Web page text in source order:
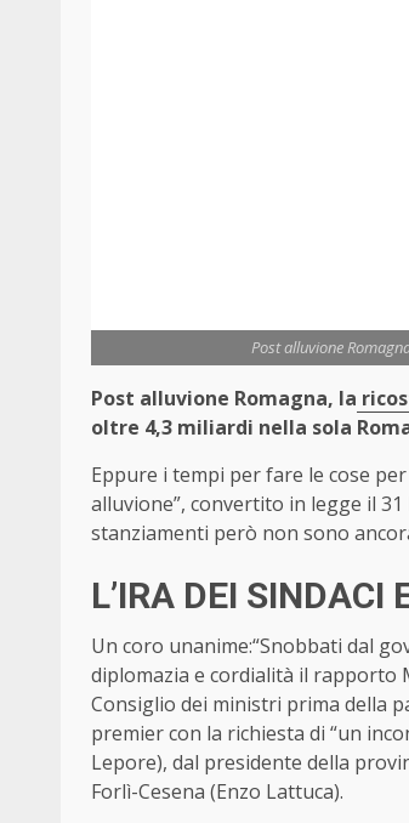
Post alluvione
Post alluvione Romagna, la
oltre 4,3 miliardi nella sola
Eppure i tempi per fare le cose
alluvione”, convertito in legge il
stanziamenti però non sono
L’IRA DEI SINDACI
Un coro unanime:“Snobbati dal
diplomazia e cordialità il rapporto
Consiglio dei ministri prima della
premier con la richiesta di “un
Lepore), dal presidente della
Forlì-Cesena (Enzo Lattuca).